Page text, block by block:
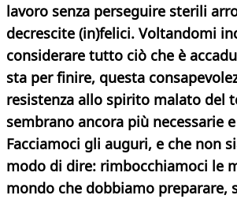
lavoro senza perseguire sterili
decrescite (in)felici. Voltandomi
considerare tutto ciò che è
sta per finire, questa
resistenza allo spirito malato del
sembrano ancora più necessarie
Facciamoci gli auguri, e che non
modo di dire: rimbocchiamoci le
mondo che dobbiamo preparare,